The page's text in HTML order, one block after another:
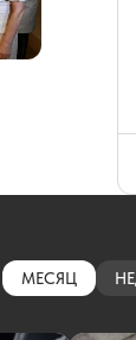
МЕСЯЦ